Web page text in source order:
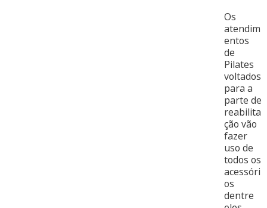
Os
atendim
entos
de
Pilates
voltados
para a
parte de
reabilita
ção vão
fazer
uso de
todos os
acessóri
os
dentre